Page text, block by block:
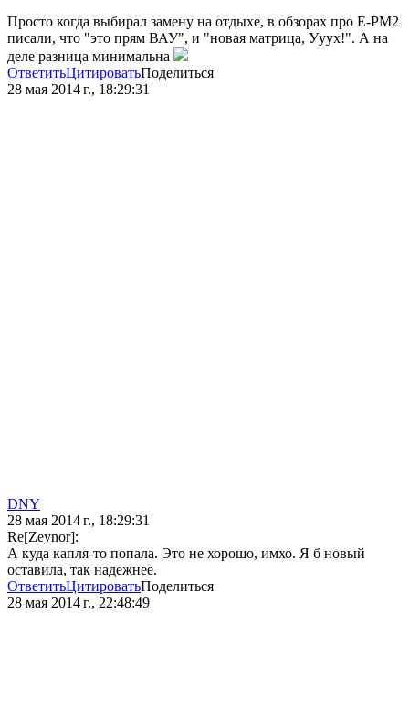
Просто когда выбирал замену на отдыхе, в обзорах про E-PM2
писали, что "это прям ВАУ", и "новая матрица, Ууух!". А на
деле разница минимальна
ОтветитьЦитироватьПоделиться
28 мая 2014 г., 18:29:31
DNY
28 мая 2014 г., 18:29:31
Re[Zeynor]:
А куда капля-то попала. Это не хорошо, имхо. Я б новый
оставила, так надежнее.
ОтветитьЦитироватьПоделиться
28 мая 2014 г., 22:48:49